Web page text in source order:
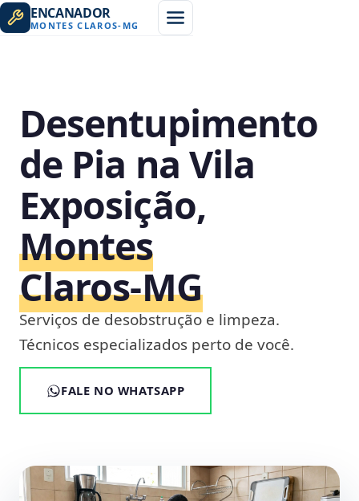
ENCANADOR
MONTES CLAROS- MG
Desentupimento
de Pia na Vila
Exposição,
Montes
Claros‑MG
Serviços de desobstrução e limpeza.
Técnicos especializados perto de você.
FALE NO WHATSAPP